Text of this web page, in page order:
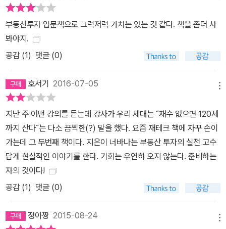
나 님을 만나기 전 나름 부동산 투자계에서 고수라 자칭하는 사람들
을 만나봤지만 실속이 없었다. 자신의 작은 성공을 과대 포장해서 혹
하게 만들어 이용하려 하거나, 자신의 투자를 위해 필요한 투자자를
구하는 사람들이었다. 너바나 님은 담담하고 진솔하게 투자에 필요한
이라면, 너바나 님의 글을 읽어보길 바란다.” _겸손부부 “곧 40대, 불
안한 미래를 위해 매일 경주마처럼 달려야 했다. 달리면서도 당장 뭘
해야 할지 몰랐다. 그때 너바나 님의 칼럼은 등대와 같았다. 칼럼들을
보며 더 이상 미래가 두렵지 않게 되었다. 준비만 제대로 하면 평범한
월급쟁이인 나 또한 경제적 자유를 이룰 수 있다고 확신하게 되었다.”
_리홍 “너바나 님의 글을 읽고 재무상담을 받으며, 내 삶이 변했다. 재
운영되고 있다. 진심 어린 조언을 아끼지 않은 너바나 님에게 늘 고맙
지친 월급쟁이이던 내게, 너바나 님은 행복한 직장인이 될 수 있는 방
부동산투자 입문책으로 그럭저럭 가치는 있는 것 같다. 책을 좀더 사
봐야지.
공감 (1) 댓글 (0)
호서기 2016-07-05
지난 주 어떤 강의를 듣는데 강사가 우리 세대는 ˝재수 없으면 120세
까지 산다˝는 다소 끔찍한(?) 말을 했다. 요즘 재테크 책에 자꾸 손이
가는데 그 두번째 책이다. 지은이 너바나는 부동산 투자의 실전 고수
답게 현실적인 이야기를 한다. 기회는 우연히 오지 않는다. 준비하는
자의 것이다!
공감 (1) 댓글 (0)
정아짱 2015-08-24